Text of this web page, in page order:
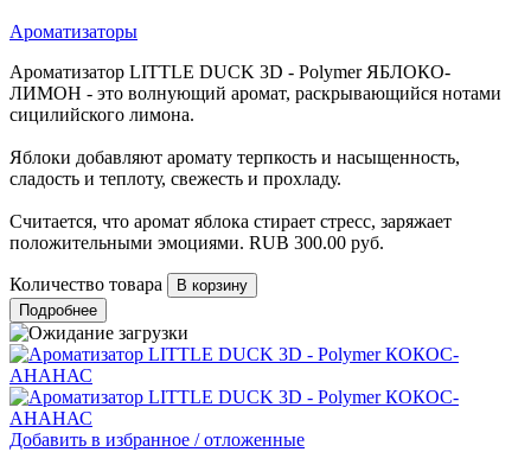
Ароматизаторы
Ароматизатор LITTLE DUCK 3D - Polymer ЯБЛОКО-
ЛИМОН - это волнующий аромат, раскрывающийся нотами
сицилийского лимона.
Яблоки добавляют аромату терпкость и насыщенность,
сладость и теплоту, свежесть и прохладу.
Считается, что аромат яблока стирает стресс, заряжает
положительными эмоциями. RUB 300.00 руб.
Количество товара
Подробнее
Добавить в избранное / отложенные